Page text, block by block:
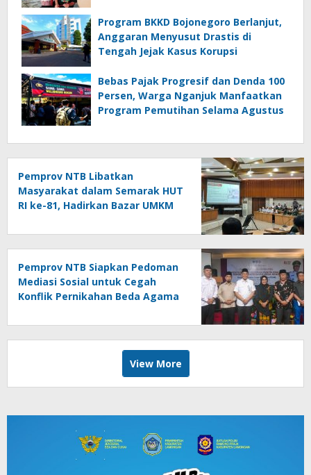
Program BKKD Bojonegoro Berlanjut,
Anggaran Menyusut Drastis di
Tengah Jejak Kasus Korupsi
Bebas Pajak Progresif dan Denda 100
Persen, Warga Nganjuk Manfaatkan
Program Pemutihan Selama Agustus
Pemprov NTB Libatkan
Masyarakat dalam Semarak HUT
RI ke-81, Hadirkan Bazar UMKM
Pemprov NTB Siapkan Pedoman
Mediasi Sosial untuk Cegah
Konflik Pernikahan Beda Agama
View More